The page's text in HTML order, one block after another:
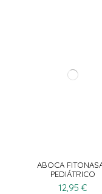
ABOCA
PEDIÁTRICO
NEBULIZADOR
12,95 €